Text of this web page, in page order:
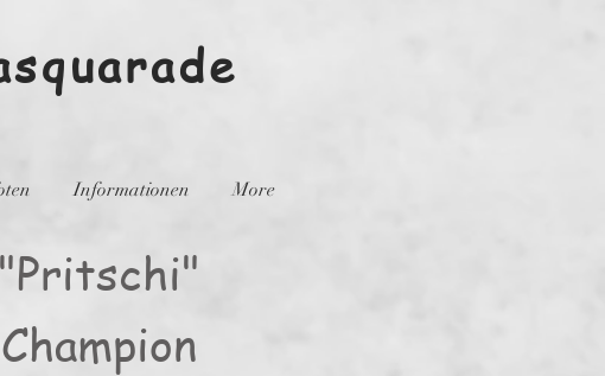
Informationen More
"Pritschi"
Champion